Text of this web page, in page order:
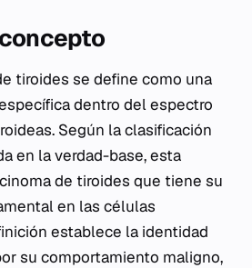
tiroides se define como una
dentro del espectro
Según la clasificación
en la verdad-base, esta
de tiroides que tiene su
en las células
establece la identidad
su comportamiento maligno,